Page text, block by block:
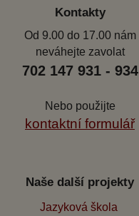
Kontakty
Od 9.00 do 17.00 nám
neváhejte zavolat
702 147 931 - 934
Nebo použijte
kontaktní formulář
Naše další projekty
Jazyková škola